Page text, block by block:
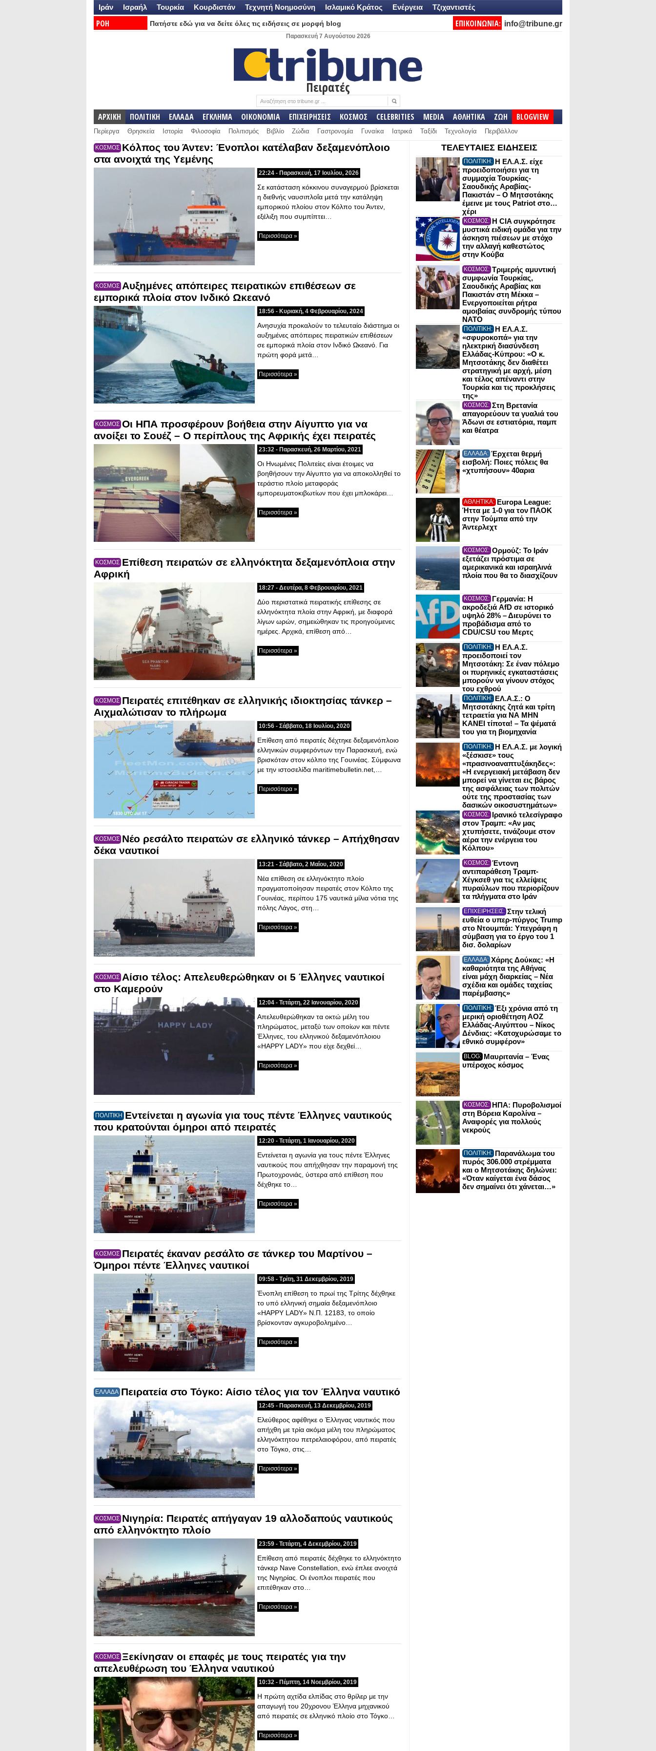
Ιράν Ισραήλ Τουρκία Κουρδιστάν Τεχνητή Νοημοσύνη Ισλαμικό Κράτος Ενέργεια Τζιχαντιστές
ΡΟΗ
Πατήστε εδώ για να δείτε όλες τις ειδήσεις σε μορφή blog ΕΠΙΚΟΙΝΩΝΙΑ: info@tribune.gr
Παρασκευή 7 Αυγούστου 2026
Πειρατές
ΑΡΧΙΚΗ ΠΟΛΙΤΙΚΗ ΕΛΛΑΔΑ ΕΓΚΛΗΜΑ ΟΙΚΟΝΟΜΙΑ ΕΠΙΧΕΙΡΗΣΕΙΣ ΚΟΣΜΟΣ CELEBRITIES MEDIA ΑΘΛΗΤΙΚΑ ΖΩΗ BLOGVIEW
Περίεργα Θρησκεία Ιστορία Φιλοσοφία Πολιτισμός Βιβλίο Ζώδια Γαστρονομία Γυναίκα Ιατρικά Ταξίδι Τεχνολογία Περιβάλλον
ΚΟΣΜΟΣ Κόλπος του Άντεν: Ένοπλοι κατέλαβαν δεξαμενόπλοιο
στα ανοιχτά της Υεμένης
22:24 - Παρασκευή, 17 Ιουλίου, 2026
Σε κατάσταση κόκκινου συναγερμού βρίσκεται
η διεθνής ναυσιπλοΐα μετά την κατάληψη
εμπορικού πλοίου στον Κόλπο του Άντεν,
εξέλιξη που συμπίπτει…
Περισσότερα »
ΚΟΣΜΟΣ Αυξημένες απόπειρες πειρατικών επιθέσεων σε
εμπορικά πλοία στον Ινδικό Ωκεανό
18:56 - Κυριακή, 4 Φεβρουαρίου, 2024
Ανησυχία προκαλούν το τελευταίο διάστημα οι
αυξημένες απόπειρες πειρατικών επιθέσεων
σε εμπορικά πλοία στον Ινδικό Ωκεανό. Για
πρώτη φορά μετά…
Περισσότερα »
ΚΟΣΜΟΣ Οι ΗΠΑ προσφέρουν βοήθεια στην Αίγυπτο για να
ανοίξει το Σουέζ – Ο περίπλους της Αφρικής έχει πειρατές
23:32 - Παρασκευή, 26 Μαρτίου, 2021
Οι Ηνωμένες Πολιτείες είναι έτοιμες να
βοηθήσουν την Αίγυπτο για να αποκολληθεί το
τεράστιο πλοίο μεταφοράς
εμπορευματοκιβωτίων που έχει μπλοκάρει…
Περισσότερα »
ΚΟΣΜΟΣ Επίθεση πειρατών σε ελληνόκτητα δεξαμενόπλοια στην
Αφρική
18:27 - Δευτέρα, 8 Φεβρουαρίου, 2021
Δύο περιστατικά πειρατικής επίθεσης σε
ελληνόκτητα πλοία στην Αφρική, με διαφορά
λίγων ωρών, σημειώθηκαν τις προηγούμενες
ημέρες. Αρχικά, επίθεση από…
Περισσότερα »
ΚΟΣΜΟΣ Πειρατές επιτέθηκαν σε ελληνικής ιδιοκτησίας τάνκερ –
Αιχμαλώτισαν το πλήρωμα
10:56 - Σάββατο, 18 Ιουλίου, 2020
Επίθεση από πειρατές δέχτηκε δεξαμενόπλοιο
ελληνικών συμφερόντων την Παρασκευή, ενώ
βρισκόταν στον κόλπο της Γουινέας. Σύμφωνα
με την ιστοσελίδα maritimebulletin.net,…
Περισσότερα »
ΚΟΣΜΟΣ Νέο ρεσάλτο πειρατών σε ελληνικό τάνκερ – Απήχθησαν
δέκα ναυτικοί
13:21 - Σάββατο, 2 Μαΐου, 2020
Νέα επίθεση σε ελληνόκτητο πλοίο
πραγματοποίησαν πειρατές στον Κόλπο της
Γουινέας, περίπου 175 ναυτικά μίλια νότια της
πόλης Λάγος, στη…
Περισσότερα »
ΚΟΣΜΟΣ Αίσιο τέλος: Απελευθερώθηκαν οι 5 Έλληνες ναυτικοί
στο Καμερούν
12:04 - Τετάρτη, 22 Ιανουαρίου, 2020
Απελευθερώθηκαν τα οκτώ μέλη του
πληρώματος, μεταξύ των οποίων και πέντε
Έλληνες, του ελληνικού δεξαμενόπλοιου
«HAPPY LADY» που είχε δεχθεί…
Περισσότερα »
ΠΟΛΙΤΙΚΗ Εντείνεται η αγωνία για τους πέντε Έλληνες ναυτικούς
που κρατούνται όμηροι από πειρατές
12:20 - Τετάρτη, 1 Ιανουαρίου, 2020
Εντείνεται η αγωνία για τους πέντε Έλληνες
ναυτικούς που απήχθησαν την παραμονή της
Πρωτοχρονιάς, ύστερα από επίθεση που
δέχθηκε το…
Περισσότερα »
ΚΟΣΜΟΣ Πειρατές έκαναν ρεσάλτο σε τάνκερ του Μαρτίνου –
Όμηροι πέντε Έλληνες ναυτικοί
09:58 - Τρίτη, 31 Δεκεμβρίου, 2019
Ένοπλη επίθεση το πρωί της Τρίτης δέχθηκε
το υπό ελληνική σημαία δεξαμενόπλοιο
«HAPPY LADY» Ν.Π. 12183, το οποίο
βρίσκονταν αγκυροβολημένο…
Περισσότερα »
ΕΛΛΑΔΑ Πειρατεία στο Τόγκο: Αίσιο τέλος για τον Έλληνα ναυτικό
12:45 - Παρασκευή, 13 Δεκεμβρίου, 2019
Ελεύθερος αφέθηκε ο Έλληνας ναυτικός που
απήχθη με τρία ακόμα μέλη του πληρώματος
ελληνόκτητου πετρελαιοφόρου, από πειρατές
στο Τόγκο, στις…
Περισσότερα »
ΚΟΣΜΟΣ Νιγηρία: Πειρατές απήγαγαν 19 αλλοδαπούς ναυτικούς
από ελληνόκτητο πλοίο
23:59 - Τετάρτη, 4 Δεκεμβρίου, 2019
Επίθεση από πειρατές δέχθηκε το ελληνόκτητο
τάνκερ Nave Constellation, ενώ έπλεε ανοιχτά
της Νιγηρίας. Οι ένοπλοι πειρατές που
επιτέθηκαν στο…
Περισσότερα »
ΚΟΣΜΟΣ Ξεκίνησαν οι επαφές με τους πειρατές για την
απελευθέρωση του Έλληνα ναυτικού
10:32 - Πέμπτη, 14 Νοεμβρίου, 2019
Η πρώτη αχτίδα ελπίδας στο θρίλερ με την
απαγωγή του 20χρονου Έλληνα μηχανικού
από πειρατές σε ελληνικό πλοίο στο Τόγκο…
Περισσότερα »
ΤΕΛΕΥΤΑΙΕΣ ΕΙΔΗΣΕΙΣ
ΠΟΛΙΤΙΚΗ: Η ΕΛ.Α.Σ. είχε
προειδοποιήσει για τη
συμμαχία Τουρκίας-
Σαουδικής Αραβίας-
Πακιστάν – Ο Μητσοτάκης
έμεινε με τους Patriot στο…
χέρι
ΚΟΣΜΟΣ: Η CIA συγκρότησε
μυστικά ειδική ομάδα για την
άσκηση πιέσεων με στόχο
την αλλαγή καθεστώτος
στην Κούβα
ΚΟΣΜΟΣ: Τριμερής αμυντική
συμφωνία Τουρκίας,
Σαουδικής Αραβίας και
Πακιστάν στη Μέκκα –
Ενεργοποιείται ρήτρα
αμοιβαίας συνδρομής τύπου
NATO
ΠΟΛΙΤΙΚΗ: Η ΕΛ.Α.Σ.
«σφυροκοπά» για την
ηλεκτρική διασύνδεση
Ελλάδας-Κύπρου: «Ο κ.
Μητσοτάκης δεν διαθέτει
στρατηγική με αρχή, μέση
και τέλος απέναντι στην
Τουρκία και τις προκλήσεις
της»
ΚΟΣΜΟΣ: Στη Βρετανία
απαγορεύουν τα γυαλιά του
Άδωνι σε εστιατόρια, παμπ
και θέατρα
ΕΛΛΑΔΑ: Έρχεται θερμή
εισβολή: Ποιες πόλεις θα
«χτυπήσουν» 40αρια
ΑΘΛΗΤΙΚΑ: Europa League:
Ήττα με 1-0 για τον ΠΑΟΚ
στην Τούμπα από την
Άντερλεχτ
ΚΟΣΜΟΣ: Ορμούζ: Το Ιράν
εξετάζει πρόστιμα σε
αμερικανικά και ισραηλινά
πλοία που θα το διασχίζουν
ΚΟΣΜΟΣ: Γερμανία: Η
ακροδεξιά AfD σε ιστορικό
υψηλό 28% – Διευρύνει το
προβάδισμα από το
CDU/CSU του Μερτς
ΠΟΛΙΤΙΚΗ: Η ΕΛ.Α.Σ.
προειδοποιεί τον
Μητσοτάκη: Σε έναν πόλεμο
οι πυρηνικές εγκαταστάσεις
μπορούν να γίνουν στόχος
του εχθρού
ΠΟΛΙΤΙΚΗ: ΕΛ.Α.Σ.: Ο
Μητσοτάκης ζητά και τρίτη
τετραετία για ΝΑ ΜΗΝ
ΚΑΝΕΙ τίποτα! – Τα ψέματά
του για τη βιομηχανία
ΠΟΛΙΤΙΚΗ: Η ΕΛ.Α.Σ. με λογική
«ξέσκισε» τους
«πρασινοαναπτυξάκηδες»:
«Η ενεργειακή μετάβαση δεν
μπορεί να γίνεται εις βάρος
της ασφάλειας των πολιτών
ούτε της προστασίας των
δασικών οικοσυστημάτων»
ΚΟΣΜΟΣ: Ιρανικό τελεσίγραφο
στον Τραμπ: «Αν μας
χτυπήσετε, τινάζουμε στον
αέρα την ενέργεια του
Κόλπου»
ΚΟΣΜΟΣ: Έντονη
αντιπαράθεση Τραμπ-
Χέγκσεθ για τις ελλείψεις
πυραύλων που περιορίζουν
τα πλήγματα στο Ιράν
ΕΠΙΧΕΙΡΗΣΕΙΣ: Στην τελική
ευθεία ο υπερ-πύργος Trump
στο Ντουμπάι: Υπεγράφη η
σύμβαση για το έργο του 1
δισ. δολαρίων
ΕΛΛΑΔΑ: Χάρης Δούκας: «Η
καθαριότητα της Αθήνας
είναι μάχη διαρκείας – Νέα
σχέδια και ομάδες ταχείας
παρέμβασης»
ΠΟΛΙΤΙΚΗ: Έξι χρόνια από τη
μερική οριοθέτηση ΑΟΖ
Ελλάδας-Αιγύπτου – Νίκος
Δένδιας: «Κατοχυρώσαμε το
εθνικό συμφέρον»
BLOG: Μαυριτανία – Ένας
υπέροχος κόσμος
ΚΟΣΜΟΣ: ΗΠΑ: Πυροβολισμοί
στη Βόρεια Καρολίνα –
Αναφορές για πολλούς
νεκρούς
ΠΟΛΙΤΙΚΗ: Παρανάλωμα του
πυρός 306.000 στρέμματα
και ο Μητσοτάκης δηλώνει:
«Όταν καίγεται ένα δάσος
δεν σημαίνει ότι χάνεται…»